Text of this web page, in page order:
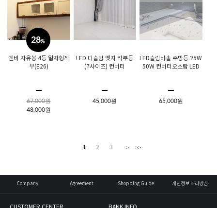
28%
엔비 자유봉 4등 일자형직
부(E26)
67,000원
48,000원
LED 디슬림 엣지 직부등
(7사이즈) 컨버터
45,000원
LED슬림비솔 주방등 25W
50W 컨버터오스람 LED
65,000원
1 2 3 > >>
Company Agreement Shopping Guide 개인정보 처리방침